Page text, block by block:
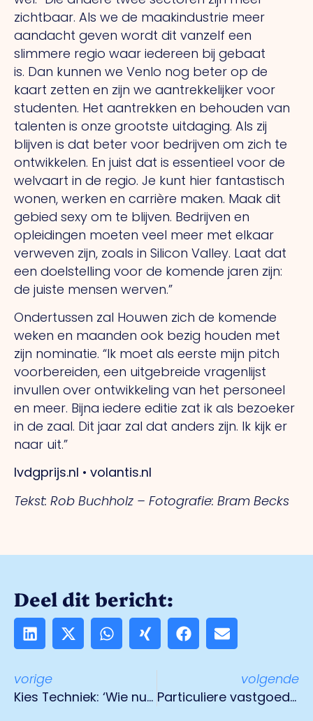
zichtbaar. Als we de maakindustrie meer
aandacht geven wordt dit vanzelf een
slimmere regio waar iedereen bij gebaat
is. Dan kunnen we Venlo nog beter op de
kaart zetten en zijn we aantrekkelijker voor
studenten. Het aantrekken en behouden van
talenten is onze grootste uitdaging. Als zij
blijven is dat beter voor bedrijven om zich te
ontwikkelen. En juist dat is essentieel voor de
welvaart in de regio. Je kunt hier fantastisch
wonen, werken en carrière maken. Maak dit
gebied sexy om te blijven. Bedrijven en
opleidingen moeten veel meer met elkaar
verweven zijn, zoals in Silicon Valley. Laat dat
een doelstelling voor de komende jaren zijn:
de juiste mensen werven.”
Ondertussen zal Houwen zich de komende
weken en maanden ook bezig houden met
zijn nominatie. “Ik moet als eerste mijn pitch
voorbereiden, een uitgebreide vragenlijst
invullen over ontwikkeling van het personeel
en meer. Bijna iedere editie zat ik als bezoeker
in de zaal. Dit jaar zal dat anders zijn. Ik kijk er
naar uit.”
lvdgprijs.nl • volantis.nl
Tekst: Rob Buchholz – Fotografie: Bram Becks
Deel dit bericht:
vorige
Kies Techniek: ‘Wie nu niet aanhaakt, staat over vijf jaar buiten de maatschappij’
volgende
Particuliere vastgoedbelegger: verkoop uw stenen niet!